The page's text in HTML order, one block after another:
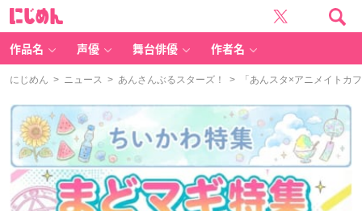
作品名 声優 舞台俳優 作者名
にじめん > ニュース > あんさんぶるスターズ！ > 「あんスタ×アニメイトカ